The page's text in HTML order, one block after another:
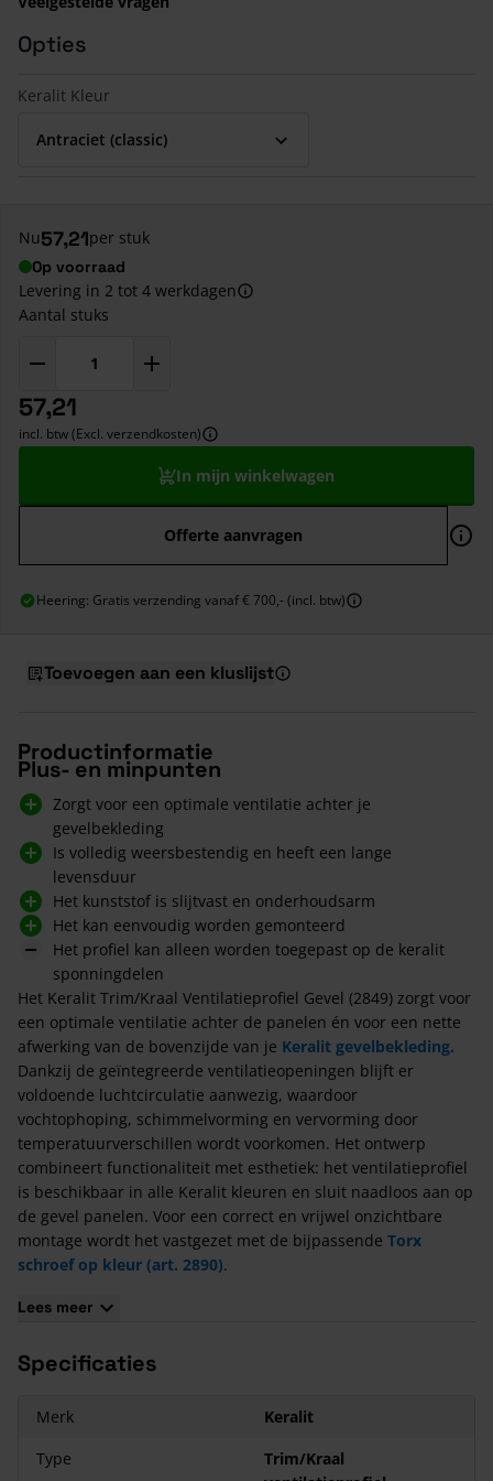
Opties
Keralit Kleur
Nu57,21per stuk
Op voorraad
Levering in 2 tot 4 werkdagen
Aantal stuks
57,21
incl. btw (Excl. verzendkosten)
In mijn winkelwagen
Offerte aanvragen
Heering: Gratis verzending vanaf € 700,- (incl. btw)
Toevoegen aan een kluslijst
Productinformatie
Plus- en minpunten
Zorgt voor een optimale ventilatie achter je
gevelbekleding
Is volledig weersbestendig en heeft een lange
levensduur
Het kunststof is slijtvast en onderhoudsarm
Het kan eenvoudig worden gemonteerd
Het profiel kan alleen worden toegepast op de keralit
sponningdelen
Het Keralit Trim/Kraal Ventilatieprofiel Gevel (2849) zorgt voor
een optimale ventilatie achter de panelen én voor een nette
afwerking van de bovenzijde van je Keralit gevelbekleding.
Dankzij de geïntegreerde ventilatieopeningen blijft er
voldoende luchtcirculatie aanwezig, waardoor
vochtophoping, schimmelvorming en vervorming door
temperatuurverschillen wordt voorkomen. Het ontwerp
combineert functionaliteit met esthetiek: het ventilatieprofiel
is beschikbaar in alle Keralit kleuren en sluit naadloos aan op
de gevel panelen. Voor een correct en vrijwel onzichtbare
montage wordt het vastgezet met de bijpassende Torx
schroef op kleur (art. 2890).
toegepast bij de Keralit sponningdelen.
De Kenmerken van het Keralit Trim/Kraal
Ventilatieprofiel Gevel - 6000 mm
Het materiaal is onderhoudsarm.
Het profiel heeft een lengte van 6 meter.
Lees meer
Specificaties
Merk
Keralit
Type
Trim/Kraal